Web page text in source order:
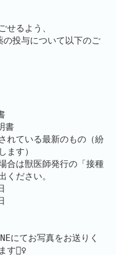
せるよう、
投与について以下のご
明書
ている最新のもの（紛
ます）
は獣医師発行の「接種
ください。
にてお写真をお送りく
す🙇‍♀️